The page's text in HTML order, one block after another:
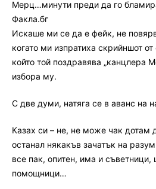
Мерц…минути преди да го
Факла.бг
Искаше ми се да е фейк, не
когато ми изпратиха скрийншот
който той поздравява „канцлера
избора му.
С две думи, натяга се в аванс на
Казах си – не, не може чак дотам
останал някакъв зачатък на
все пак, опитен, има и съветници,
помощници…